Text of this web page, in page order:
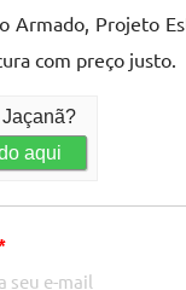
Projeto
com preço justo.
aqui